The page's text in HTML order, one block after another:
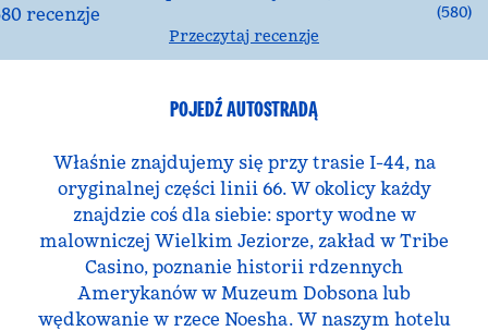
(580)
Przeczytaj recenzje
POJEDŹ AUTOSTRADĄ
Właśnie znajdujemy się przy trasie I-44, na
oryginalnej części linii 66. W okolicy każdy
znajdzie coś dla siebie: sporty wodne w
malowniczej Wielkim Jeziorze, zakład w Tribe
Casino, poznanie historii rdzennych
Amerykanów w Muzeum Dobsona lub
wędkowanie w rzece Noesha. W naszym hotelu